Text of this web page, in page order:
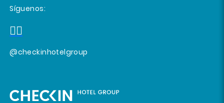
Síguenos:
@checkinhotelgroup